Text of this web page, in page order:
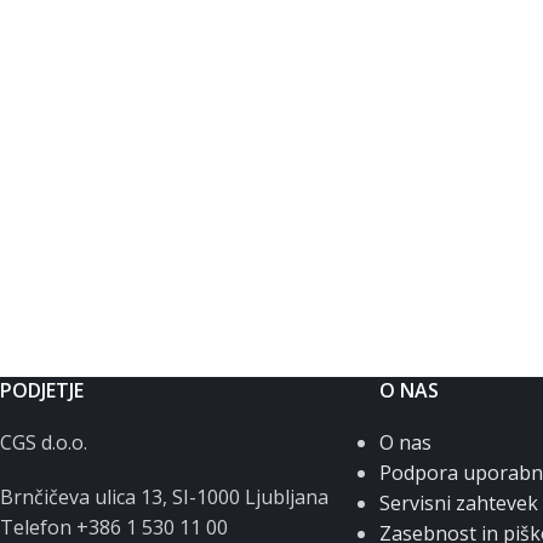
PODJETJE
CGS d.o.o.
Brnčičeva ulica 13, SI-1000 Ljubljana
Telefon +386 1 530 11 00
O NAS
O nas
Podpora
Servisni zahtevek
Zasebnost in